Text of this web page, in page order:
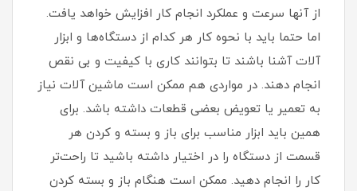
از آنها سرعت و عملکرد انجام کار افزایش خواهد یافت.
اما حتما باید با نحوه کار هر کدام از دستگاه‌ها و ابزار
آلات آشنا باشند تا بتوانند کاری با کیفیت و بی نقص
انجام دهند. در مواردی هم ممکن است ماشین آلات نیاز
به تعمیر یا تعویض بعضی قطعات داشته باشد. برای
همین باید ابزار مناسب برای باز و بسته و کردن هر
قسمت از دستگاه را در اختیار داشته باشید تا راحت‌تر
کار را انجام دهید. ممکن است هنگام باز و بسته کردن